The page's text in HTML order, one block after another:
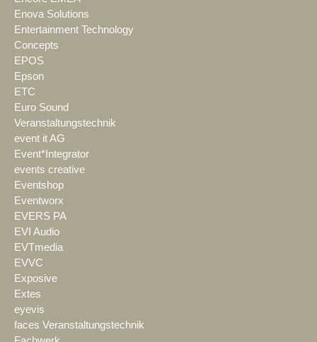
Enova Solutions
Entertainment Technology
Concepts
EPOS
Epson
ETC
Euro Sound
Veranstaltungstechnik
event it AG
Event*Integrator
events creative
Eventshop
Eventworx
EVERS PA
EVI Audio
EVTmedia
EVVC
Exposive
Extes
eyevis
faces Veranstaltungstechnik